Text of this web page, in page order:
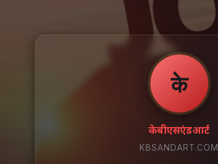
के
केबीएसएंडआर्ट
KBSANDART.COM